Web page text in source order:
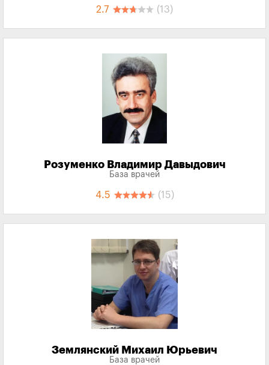
2.7 (13)
Розуменко Владимир Давыдович
База врачей
4.5 (15)
Землянский Михаил Юрьевич
База врачей